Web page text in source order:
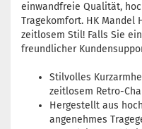
einwandfreie Qualität,
Tragekomfort. HK Mandel
zeitlosem Stil! Falls Sie
freundlicher
Stilvolles
zeitlosem Retro-
Hergestellt aus
angenehmes